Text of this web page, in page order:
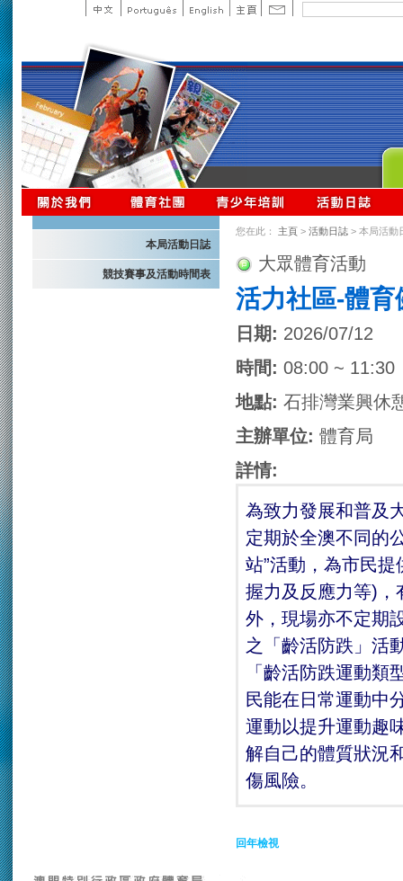
本局活動日誌
競技賽事及活動時間表
您在此： 主頁 > 活動日誌 > 本局活動
大眾體育活動
活力社區-體育
日期: 2026/07/12
時間: 08:00 ~ 11:30
地點: 石排灣業興休
主辦單位: 體育局
詳情:
為致力發展和普及
定期於全澳不同的
站”活動，為市民
握力及反應力等)，
外，現場亦不定期
之「齡活防跌」活
「齡活防跌運動
民能在日常運動中
運動以提升運動趣
解自己的體質狀況
傷風險。
回年檢視